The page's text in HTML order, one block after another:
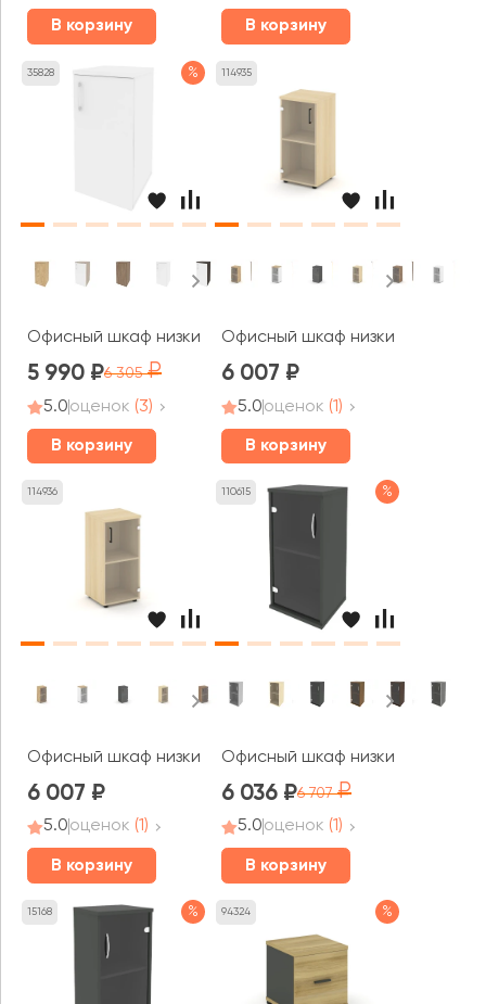
В корзину В корзину
35828 %
Офисный шкаф низкий узкий правый (1 низкий фасад
5 990 6 305
5.0оценок (3)
В корзину
114935
Офисный шкаф низкий узкий
6 007
5.0оценок (1)
В корзину
114936
Офисный шкаф низкий узкий правый прозр. стекло
6 007
5.0оценок (1)
В корзину
110615 %
Офисный шкаф низкий узкий
6 036 6 707
5.0оценок (1)
В корзину
15168 % 94324 %